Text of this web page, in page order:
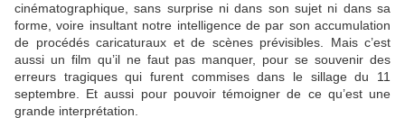
cinématographique, sans surprise ni dans son sujet ni dans sa
forme, voire insultant notre intelligence de par son accumulation
de procédés caricaturaux et de scènes prévisibles. Mais c’est
aussi un film qu’il ne faut pas manquer, pour se souvenir des
erreurs tragiques qui furent commises dans le sillage du 11
septembre. Et aussi pour pouvoir témoigner de ce qu’est une
grande interprétation.